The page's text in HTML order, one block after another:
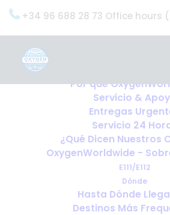
+34 96 688 28 73 Office hours
OxygenWorldwide (¿Qué
Por qué
Servicio &
Entregas
Servicio 24
¿Qué Dicen Nuestros
OxygenWorldwide -
E111/E112
Dónde
Hasta Dónde
Destinos Más